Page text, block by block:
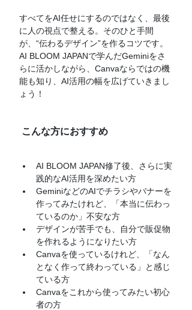
すべてをAI任せにするのではなく、最後
に人の視点で整える。そのひと手間
が、“伝わるデザイン”を作るコツです。
AI BLOOM JAPANで学んだGeminiをさ
らに活かしながら、Canvaならではの機
能も知り、AI活用の幅を広げていきまし
ょう！
こんな方におすすめ
AI BLOOM JAPAN修了後、さらに実
践的なAI活用を深めたい方
GeminiなどのAIでチラシやバナーを
作ってみたけれど、「本当に伝わっ
ているのか」不安な方
デザインが苦手でも、自分で販促物
を作れるようになりたい方
Canvaを使っているけれど、「なん
となく作って終わっている」と感じ
ている方
Canvaをこれから使ってみたい初心
者の方